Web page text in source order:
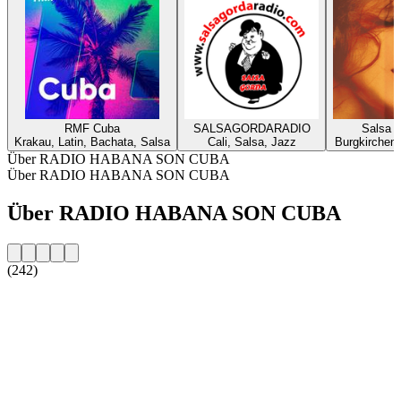
RMF Cuba
Krakau, Latin, Bachata, Salsa
SALSAGORDARADIO
Cali, Salsa, Jazz
Salsa
Über RADIO HABANA SON CUBA
Über RADIO HABANA SON CUBA
Über RADIO HABANA SON CUBA
(242)